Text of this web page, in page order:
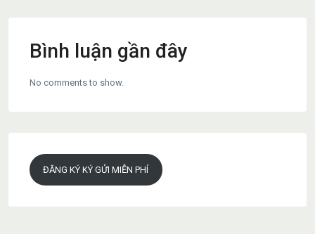
Bình luận gần đây
No comments to show.
ĐĂNG KÝ KÝ GỬI MIỄN PHÍ